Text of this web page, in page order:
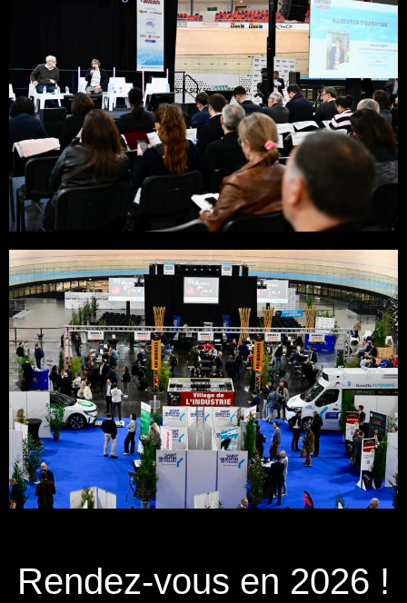
Rendez-vous en 2026 !